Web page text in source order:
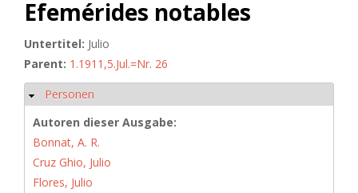
Efemérides notables
Untertitel: Julio
Parent: 1.1911,5.Jul.=Nr. 26
Ausblenden
Personen
Autoren dieser Ausgabe:
Bonnat, A. R.
Cruz Ghio, Julio
Flores, Julio